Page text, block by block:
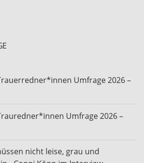
Umfrage 2026 –
Umfrage 2026 –
nicht leise, grau und